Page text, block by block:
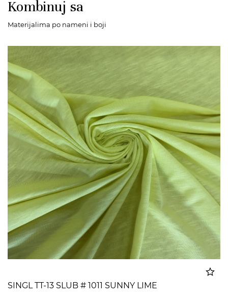
Kombinuj sa
Materijalima po nameni i boji
SINGL TT-13 SLUB # 1011 SUNNY LIME